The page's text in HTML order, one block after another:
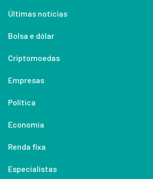
Últimas notícias
Bolsa e dólar
Criptomoedas
Empresas
Política
Economia
Renda fixa
Especialistas